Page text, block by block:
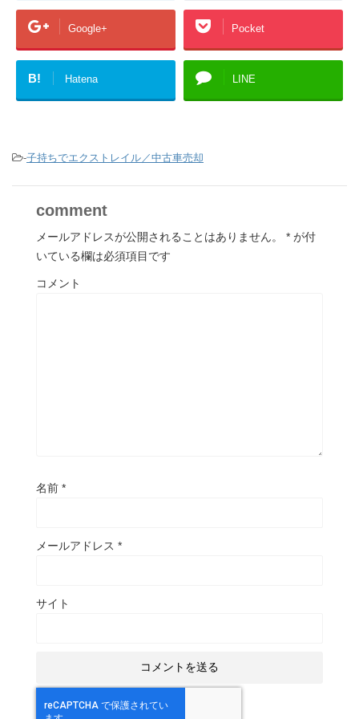
Google+ Pocket
B! Hatena LINE
-子持ちでエクストレイル／中古車売却
comment
メールアドレスが公開されることはありません。 * が付
いている欄は必須項目です
コメント
名前 *
メールアドレス *
サイト